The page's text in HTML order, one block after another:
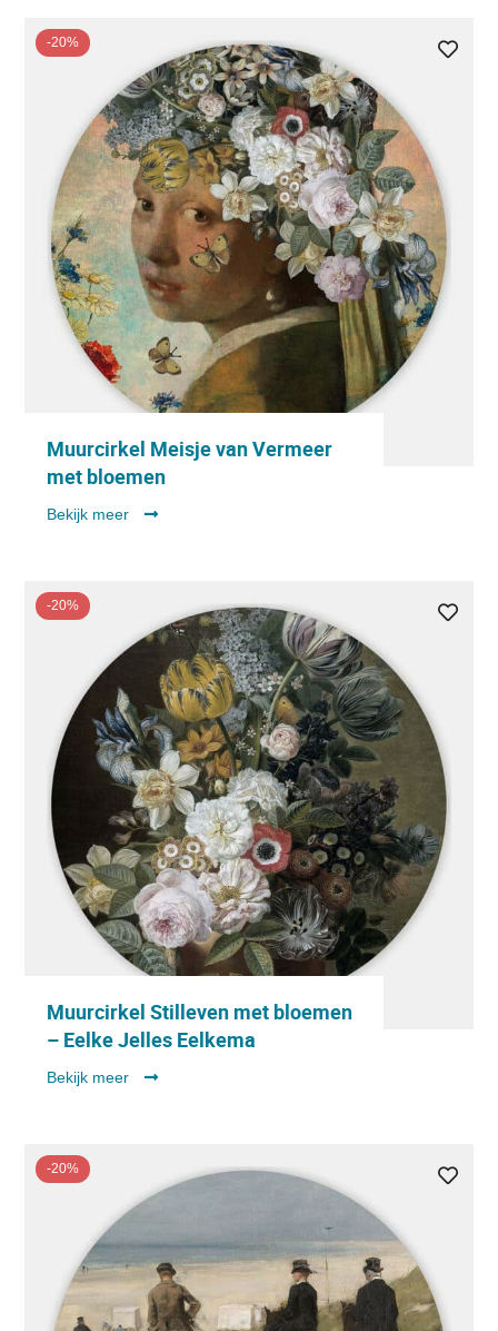
-20%
Muurcirkel Meisje van Vermeer
met bloemen
Bekijk meer
-20%
Muurcirkel Stilleven met bloemen
– Eelke Jelles Eelkema
Bekijk meer
-20%